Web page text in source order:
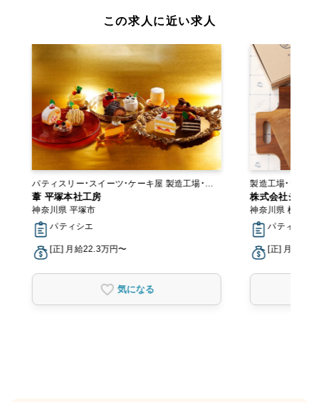
この求人に近い求人
パティスリー・スイーツ・ケーキ屋 製造工場・ラ
ボ
葦 平塚本社工房
神奈川県 平塚市
パティシエ
[正] 月給22.3万円〜
気になる
製造工場・ラボ
株式会社シュク
神奈川県 横浜市
パティシエ
[正] 月給20